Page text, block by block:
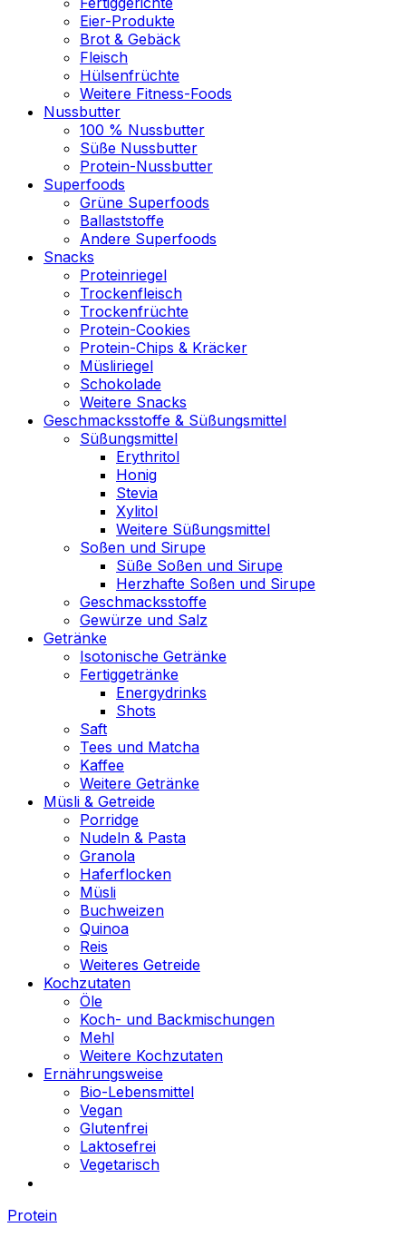
Eier-Produkte
Brot & Gebäck
Fleisch
Hülsenfrüchte
Weitere Fitness-Foods
Nussbutter
100 % Nussbutter
Süße Nussbutter
Protein-Nussbutter
Superfoods
Grüne Superfoods
Ballaststoffe
Andere Superfoods
Snacks
Proteinriegel
Trockenfleisch
Trockenfrüchte
Protein-Cookies
Protein-Chips & Kräcker
Müsliriegel
Schokolade
Weitere Snacks
Geschmacksstoffe & Süßungsmittel
Süßungsmittel
Erythritol
Honig
Stevia
Xylitol
Weitere Süßungsmittel
Soßen und Sirupe
Süße Soßen und Sirupe
Herzhafte Soßen und Sirupe
Geschmacksstoffe
Gewürze und Salz
Getränke
Isotonische Getränke
Fertiggetränke
Energydrinks
Shots
Saft
Tees und Matcha
Kaffee
Weitere Getränke
Müsli & Getreide
Porridge
Nudeln & Pasta
Granola
Haferflocken
Müsli
Buchweizen
Quinoa
Reis
Weiteres Getreide
Kochzutaten
Öle
Koch- und Backmischungen
Mehl
Weitere Kochzutaten
Ernährungsweise
Bio-Lebensmittel
Vegan
Glutenfrei
Laktosefrei
Vegetarisch
Protein